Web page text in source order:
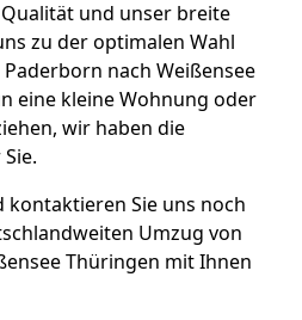
und unser breite
zu der optimalen Wahl
nach Weißensee
eine kleine Wohnung oder
wir haben die
kontaktieren Sie uns noch
Umzug von
Thüringen mit Ihnen